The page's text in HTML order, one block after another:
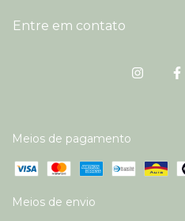
Entre em contato
Meios de pagamento
Meios de envio